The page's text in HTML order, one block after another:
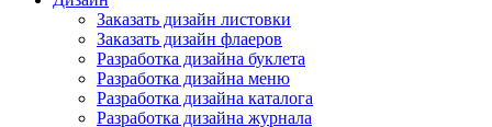
Заказать дизайн листовки
Заказать дизайн флаеров
Разработка дизайна буклета
Разработка дизайна меню
Разработка дизайна каталога
Разработка дизайна журнала